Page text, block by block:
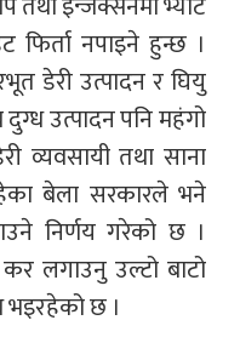
फिर्ता नपाइने हुन्छ ।
डेरी उत्पादन र घियु
उत्पादन पनि महंगो
व्यवसायी तथा साना
बेला सरकारले भने
निर्णय गरेको छ ।
लगाउनु उल्टो बाटो
भइरहेको छ ।